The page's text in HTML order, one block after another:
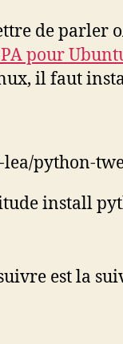
de parler
pour
il faut
python-
install
est la